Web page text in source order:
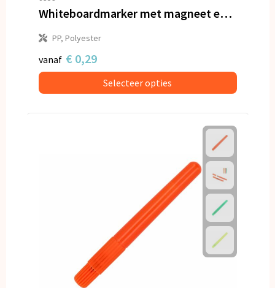
Whiteboardmarker met magneet en wisser
PP, Polyester
vanaf € 0,29
Selecteer opties